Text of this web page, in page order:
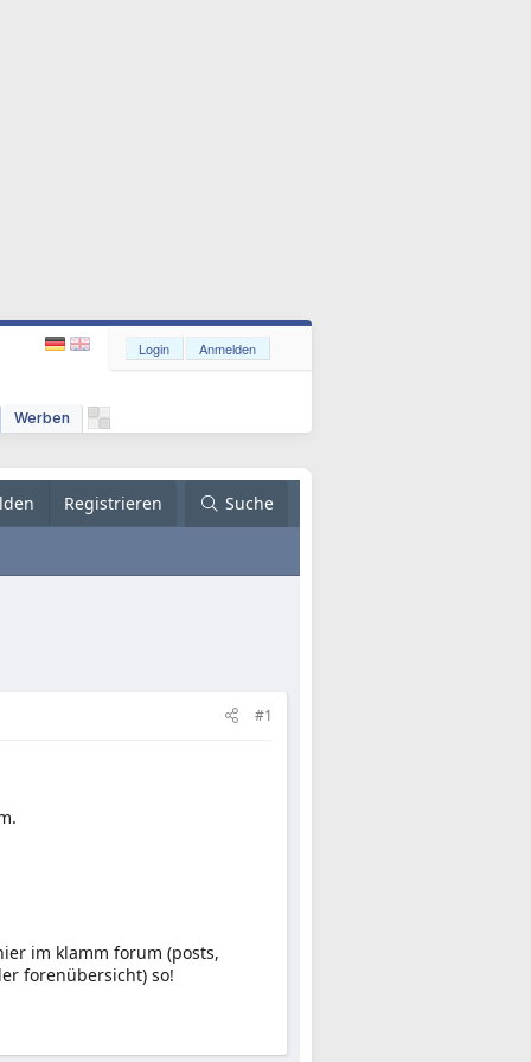
Werben
Login Anmelden
Registrieren Suche
#1
im klamm forum (posts,
forenübersicht) so!